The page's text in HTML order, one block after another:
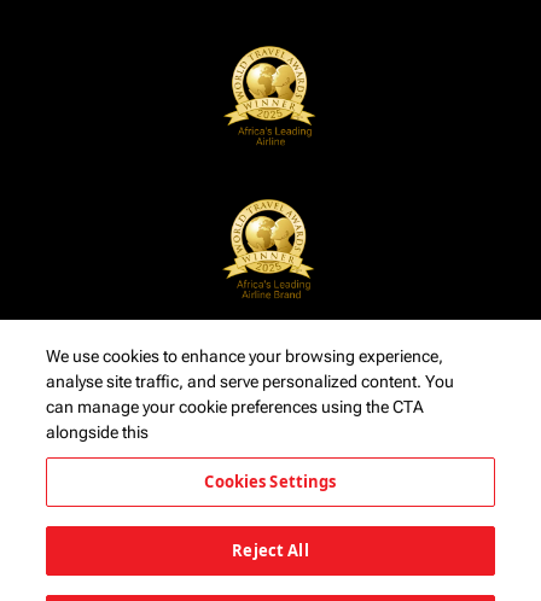
We use cookies to enhance your browsing experience,
analyse site traffic, and serve personalized content. You
can manage your cookie preferences using the CTA
alongside this
Cookies Settings
Reject All